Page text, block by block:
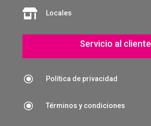
 Locales
Servicio al cliente
\ Política de privacidad
\ Términos y condiciones